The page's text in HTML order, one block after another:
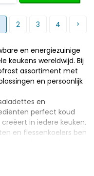
2 3 4
en energiezuinige
keukens wereldwijd. Bij
assortiment met
en persoonlijk
en
perfect koud
in iedere keuken.
en flessenkoelers ben